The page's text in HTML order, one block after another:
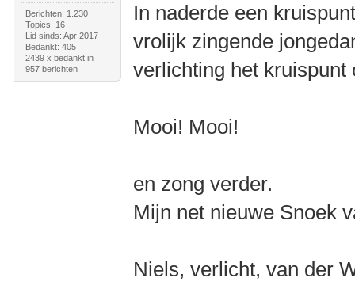
Berichten: 1.230
Topics: 16
Lid sinds: Apr 2017
Bedankt: 405
2439 x bedankt in
957 berichten
In naderde een
vrolijk zingende
verlichting het kruispunt
Mooi! Mooi!
en zong verder.
Mijn net nieuwe Snoek
Niels, verlicht, van der